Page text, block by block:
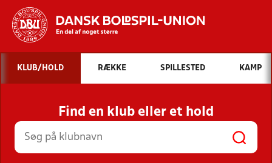
Hvad vil du søge efter?
INDHOLD OG NYHEDER
STILLINGER, RESULTATER, KLUBBER OG
HOLD
KLUB/HOLD RÆKKE SPILLESTED KAMP
Find en klub eller et hold